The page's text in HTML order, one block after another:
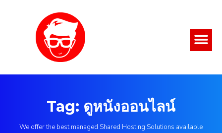
Tag: ดูหนังออนไลน์
We offer the best managed Shared Hosting Solutions available